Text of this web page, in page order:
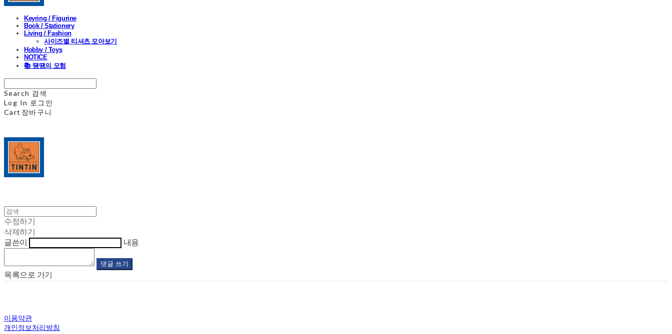
Keyring / Figurine
Book / Stationery
Living / Fashion
사이즈별 티셔츠 모아보기
Hobby / Toys
NOTICE
📚 땡땡의 모험
Search 검색
Log In 로그인
Cart 장바구니
수정하기
삭제하기
글쓴이
내용
댓글 쓰기
목록으로 가기
이용약관
개인정보처리방침